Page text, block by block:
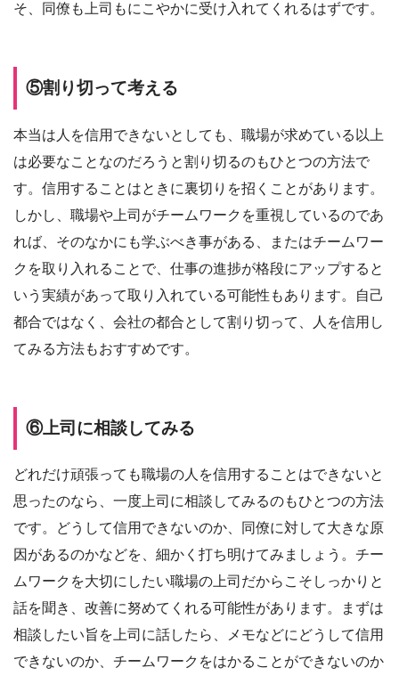
そ、同僚も上司もにこやかに受け入れてくれるはずです。
⑤割り切って考える
本当は人を信用できないとしても、職場が求めている以上
は必要なことなのだろうと割り切るのもひとつの方法で
す。信用することはときに裏切りを招くことがあります。
しかし、職場や上司がチームワークを重視しているのであ
れば、そのなかにも学ぶべき事がある、またはチームワー
クを取り入れることで、仕事の進捗が格段にアップすると
いう実績があって取り入れている可能性もあります。自己
都合ではなく、会社の都合として割り切って、人を信用し
てみる方法もおすすめです。
⑥上司に相談してみる
どれだけ頑張っても職場の人を信用することはできないと
思ったのなら、一度上司に相談してみるのもひとつの方法
です。どうして信用できないのか、同僚に対して大きな原
因があるのかなどを、細かく打ち明けてみましょう。チー
ムワークを大切にしたい職場の上司だからこそしっかりと
話を聞き、改善に努めてくれる可能性があります。まずは
相談したい旨を上司に話したら、メモなどにどうして信用
できないのか、チームワークをはかることができないのか